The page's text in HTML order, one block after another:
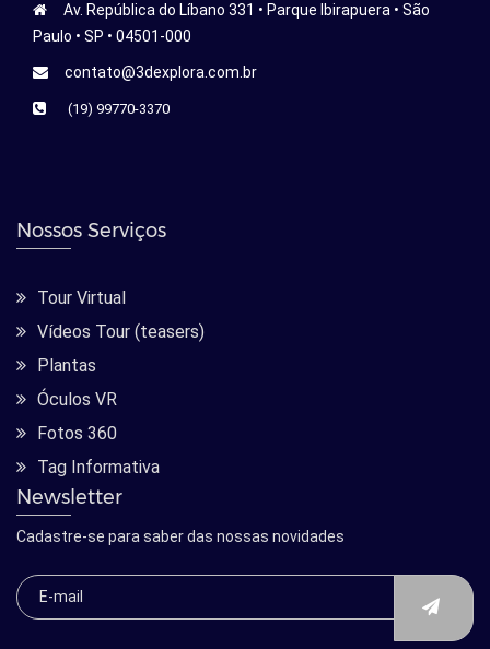
Av. República do Líbano 331 • Parque Ibirapuera • São
Paulo • SP • 04501-000
contato@3dexplora.com.br
(19) 99770-3370
Nossos Serviços
Tour Virtual
Vídeos Tour (teasers)
Plantas
Óculos VR
Fotos 360
Tag Informativa
Newsletter
Cadastre-se para saber das nossas novidades